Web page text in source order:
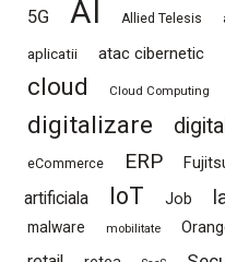
5G AI Allied Telesis
aplicatii atac cibernetic
cloud Cloud Computing
digitalizare
eCommerce ERP
artificiala
IoT Job
malware mobilitate